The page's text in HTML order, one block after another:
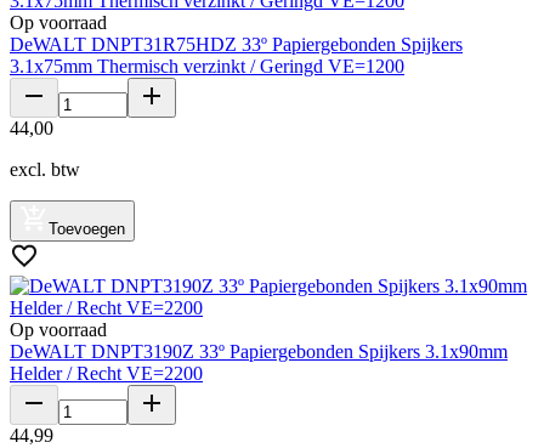
Op voorraad
DeWALT DNPT31R75HDZ 33º Papiergebonden Spijkers
3.1x75mm Thermisch verzinkt / Geringd VE=1200
44,00
excl. btw
Toevoegen
Op voorraad
DeWALT DNPT3190Z 33º Papiergebonden Spijkers 3.1x90mm
Helder / Recht VE=2200
44,99